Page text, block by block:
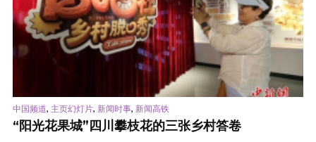
中国频道, 主页幻灯片, 新闻时事, 新闻高铁
“阳光花果城”四川攀枝花的三张乡村答卷